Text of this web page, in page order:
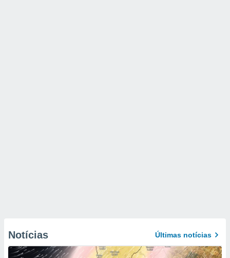
Notícias Últimas notícias